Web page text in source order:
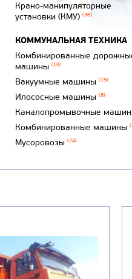
Крано-манипуляторные
установки (КМУ) (36)
КОММУНАЛЬНАЯ ТЕХНИКА
Комбинированные
машины (18)
Вакуумные машины (15)
Илососные машины (8)
Каналопромывочные
Комбинированные машины
Мусоровозы (24)